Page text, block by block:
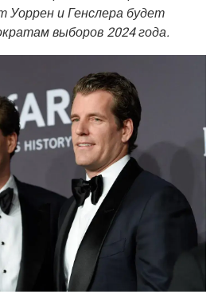
Уоррен и Генслера будет
выборов 2024 года.